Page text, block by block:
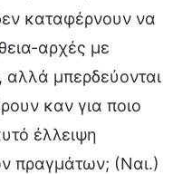
καταφέρνουν να
αρχές με
αλλά μπερδεύονται
καν για ποιο
έλλειψη
πραγμάτων; (Ναι.)